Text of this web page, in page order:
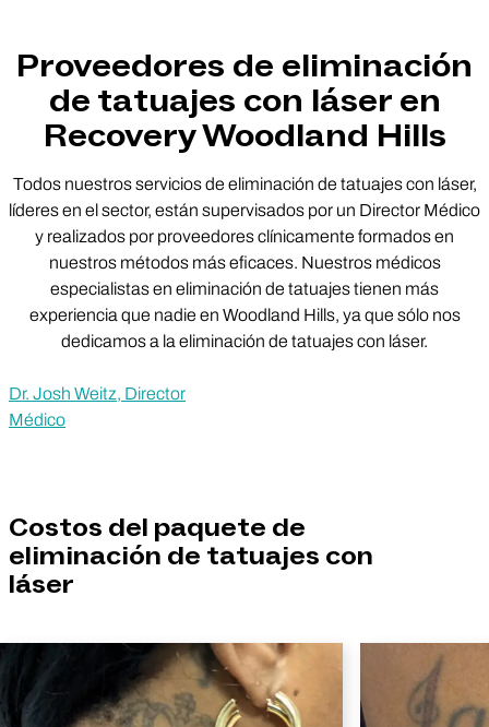
Proveedores de eliminación
de tatuajes con láser en
Recovery Woodland Hills
Todos nuestros servicios de eliminación de tatuajes con láser,
líderes en el sector, están supervisados por un Director Médico
y realizados por proveedores clínicamente formados en
nuestros métodos más eficaces. Nuestros médicos
especialistas en eliminación de tatuajes tienen más
experiencia que nadie en Woodland Hills, ya que sólo nos
dedicamos a la eliminación de tatuajes con láser.
Dr. Josh Weitz, Director
Médico
Costos del paquete de
eliminación de tatuajes con
láser